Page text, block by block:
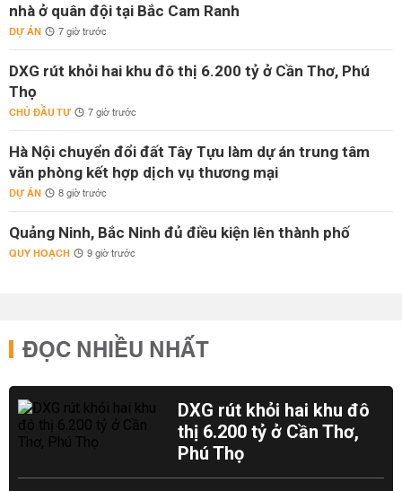
nhà ở quân đội tại Bắc Cam Ranh
DỰ ÁN 7 giờ trước
DXG rút khỏi hai khu đô thị 6.200 tỷ ở Cần Thơ, Phú
Thọ
CHỦ ĐẦU TƯ 7 giờ trước
Hà Nội chuyển đổi đất Tây Tựu làm dự án trung tâm
văn phòng kết hợp dịch vụ thương mại
DỰ ÁN 8 giờ trước
Quảng Ninh, Bắc Ninh đủ điều kiện lên thành phố
QUY HOẠCH 9 giờ trước
ĐỌC NHIỀU NHẤT
DXG rút khỏi hai khu đô
thị 6.200 tỷ ở Cần Thơ,
Phú Thọ